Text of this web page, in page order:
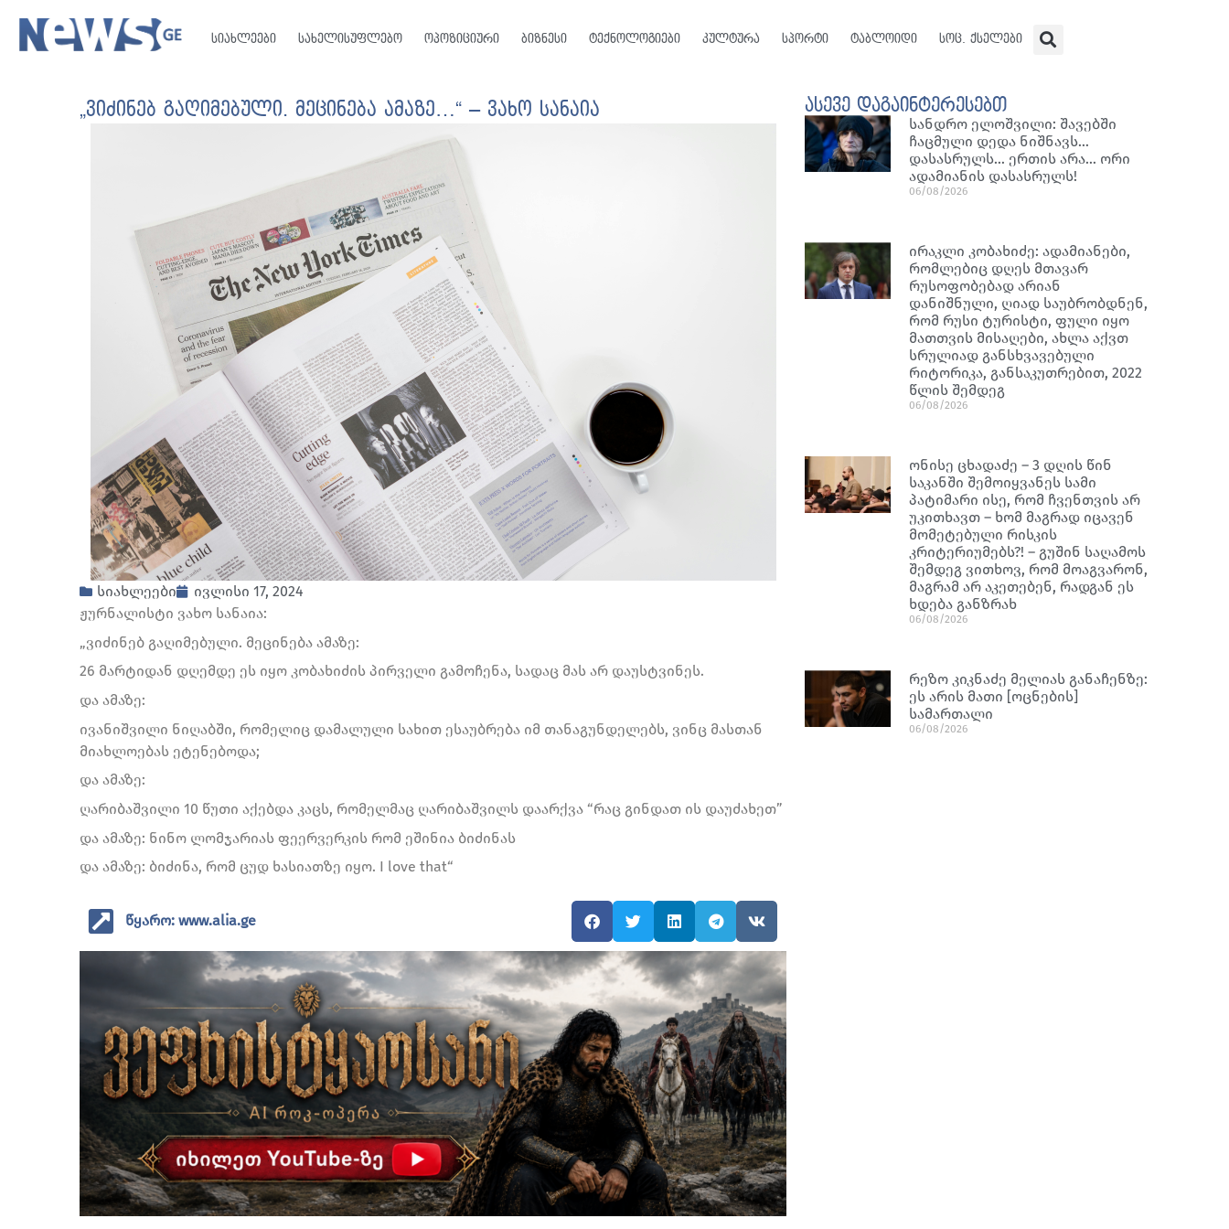
სიახლეები სახელისუფლებო ოპოზიციური ბიზნესი ტექნოლოგიები კულტურა სპორტი ტაბლოიდი სოც. ქსელები
„ვიძინებ გაღიმებული. მეცინება ამაზე…“ – ვახო სანაია
სიახლეები
ივლისი 17, 2024
ჟურნალისტი ვახო სანაია:
„ვიძინებ გაღიმებული. მეცინება ამაზე:
26 მარტიდან დღემდე ეს იყო კობახიძის პირველი გამოჩენა, სადაც მას არ დაუსტვინეს.
და ამაზე:
ივანიშვილი ნიღაბში, რომელიც დამალული სახით ესაუბრება იმ თანაგუნდელებს, ვინც მასთან
მიახლოებას ეტენებოდა;
და ამაზე:
ღარიბაშვილი 10 წუთი აქებდა კაცს, რომელმაც ღარიბაშვილს დაარქვა “რაც გინდათ ის დაუძახეთ”
და ამაზე: ნინო ლომჯარიას ფეერვერკის რომ ეშინია ბიძინას
და ამაზე: ბიძინა, რომ ცუდ ხასიათზე იყო. I love that“
წყარო: www.alia.ge
ასევე დაგაინტერესებთ
სანდრო ელოშვილი: შავებში
ჩაცმული დედა ნიშნავს…
დასასრულს… ერთის არა… ორი
ადამიანის დასასრულს!
06/08/2026
ირაკლი კობახიძე: ადამიანები,
რომლებიც დღეს მთავარ
რუსოფობებად არიან
დანიშნული, ღიად საუბრობდნენ,
რომ რუსი ტურისტი, ფული იყო
მათთვის მისაღები, ახლა აქვთ
სრულიად განსხვავებული
რიტორიკა, განსაკუთრებით, 2022
წლის შემდეგ
06/08/2026
ონისე ცხადაძე – 3 დღის წინ
საკანში შემოიყვანეს სამი
პატიმარი ისე, რომ ჩვენთვის არ
უკითხავთ – ხომ მაგრად იცავენ
მომეტებული რისკის
კრიტერიუმებს?! – გუშინ საღამოს
შემდეგ ვითხოვ, რომ მოაგვარონ,
მაგრამ არ აკეთებენ, რადგან ეს
ხდება განზრახ
06/08/2026
რეზო კიკნაძე მელიას განაჩენზე:
ეს არის მათი [ოცნების]
სამართალი
06/08/2026